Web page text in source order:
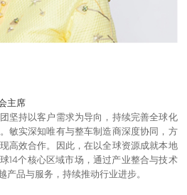
主席
坚持以客户需求为导向，持续完善全球化
敏实深知唯有与整车制造商深度协同，方
高效合作。因此，在以全球资源成就本地
14个核心区域市场，通过产业整合与技术
品与服务，持续推动行业进步。